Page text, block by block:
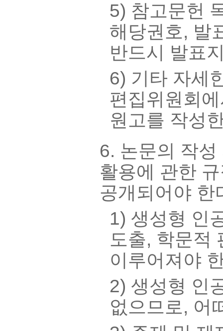
5) 참고문헌
해당권호, 발
반드시 발표
6) 기타 자세
편집위원회
원고를 작성
6. 논문의 작
활용에 관한
공개되어야 한
1) 생성형 인
도출, 학문적
이루어져야
2) 생성형 인
없으므로, 어